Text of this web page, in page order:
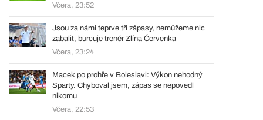
Včera, 23:52
Jsou za námi teprve tři zápasy, nemůžeme nic
zabalit, burcuje trenér Zlína Červenka
Včera, 23:24
Macek po prohře v Boleslavi: Výkon nehodný
Sparty. Chyboval jsem, zápas se nepovedl
nikomu
Včera, 22:53